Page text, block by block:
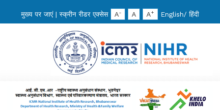
मुख्य पर जाएं | स्क्रीन रीडर एक्सेस A- A A+ English/ हिंदी